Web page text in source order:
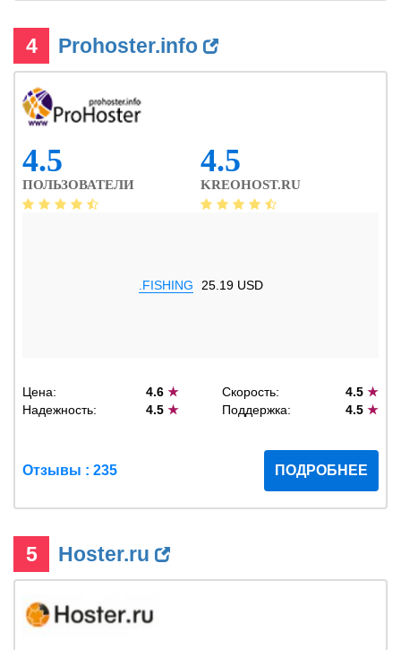
4 Prohoster.info
4.5
ПОЛЬЗОВАТЕЛИ
4.5
KREOHOST.RU
.FISHING 25.19 USD
Цена: 4.6★ Скорость: 4.5 ★
Надежность:
4.5★ Поддержка: 4.5 ★
Отзывы : 235 ПОДРОБНЕЕ
5 Hoster.ru